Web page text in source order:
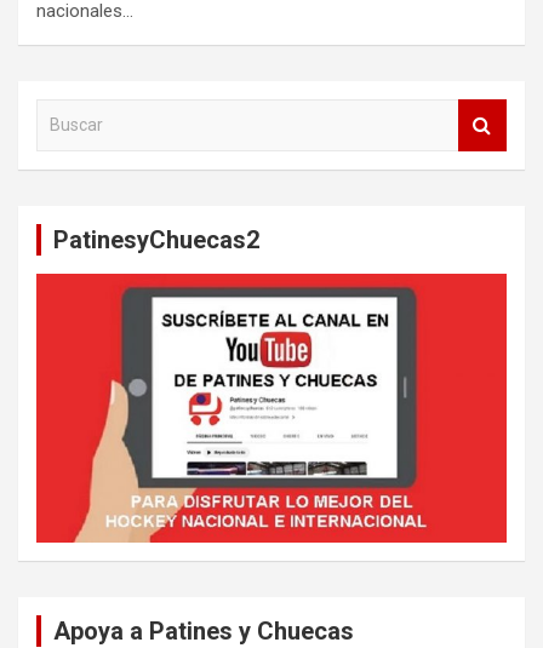
nacionales…
PatinesyChuecas2
Apoya a Patines y Chuecas